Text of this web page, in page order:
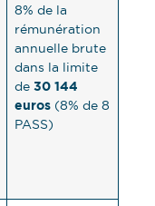
8% de la
rémunération
annuelle brute
dans la limite
de 30 144
euros (8% de 8
PASS)